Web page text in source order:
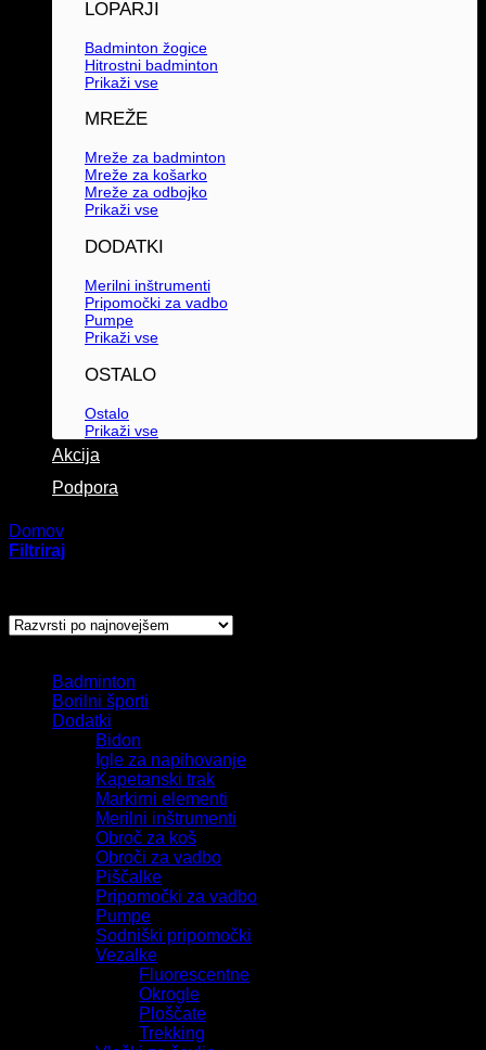
LOPARJI
Badminton žogice
Hitrostni badminton
Prikaži vse
MREŽE
Mreže za badminton
Mreže za košarko
Mreže za odbojko
Prikaži vse
DODATKI
Merilni inštrumenti
Pripomočki za vadbo
Pumpe
Prikaži vse
OSTALO
Ostalo
Prikaži vse
Akcija
Podpora
Domov
Filtriraj
Badminton
Borilni športi
Dodatki
Bidon
Igle za napihovanje
Kapetanski trak
Markirni elementi
Merilni inštrumenti
Obroč za koš
Obroči za vadbo
Piščalke
Pripomočki za vadbo
Pumpe
Sodniški pripomočki
Vezalke
Fluorescentne
Okrogle
Ploščate
Trekking